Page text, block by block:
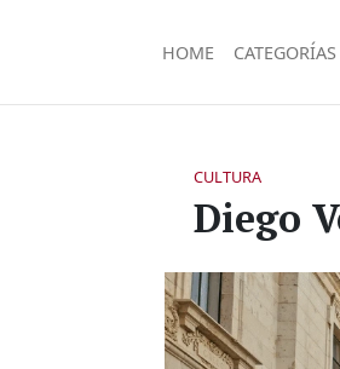
HOME CATEGORÍAS
CULTURA
Diego